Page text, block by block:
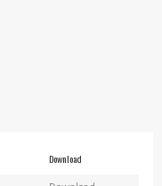
Download